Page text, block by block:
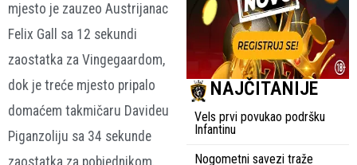
mjesto je zauzeo Austrijanac
Felix Gall sa 12 sekundi
zaostatka za Vingegaardom,
dok je treće mjesto pripalo
domaćem takmičaru Davideu
Piganzoliju sa 34 sekunde
NAJČITANIJE
Vels prvi povukao podršku
Infantinu
Nogometni savezi traže